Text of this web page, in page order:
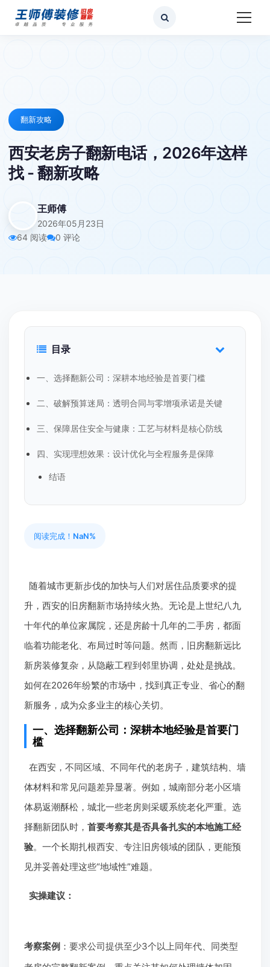
翻新攻略
西安老房子翻新电话，2026年这样
找 - 翻新攻略
王师傅
2026年05月23日
64 阅读
0 评论
目录
一、选择翻新公司：深耕本地经验是首要门槛
二、破解预算迷局：透明合同与零增项承诺是关键
三、保障居住安全与健康：工艺与材料是核心防线
四、实现理想效果：设计优化与全程服务是保障
结语
阅读完成！ NaN%
随着城市更新步伐的加快与人们对居住品质要求的提
升，西安的旧房翻新市场持续火热。无论是上世纪八九
十年代的单位家属院，还是房龄十几年的二手房，都面
临着功能老化、布局过时等问题。然而，旧房翻新远比
新房装修复杂，从隐蔽工程到邻里协调，处处是挑战。
如何在2026年纷繁的市场中，找到真正专业、省心的翻
新服务，成为众多业主的核心关切。
一、选择翻新公司：深耕本地经验是首要门
槛
在西安，不同区域、不同年代的老房子，建筑结构、墙
体材料和常见问题差异显著。例如，城南部分老小区墙
体易返潮酥松，城北一些老房则采暖系统老化严重。选
择翻新团队时， 首要考察其是否具备扎实的本地施工经
验。一个长期扎根西安、专注旧房领域的团队，更能预
见并妥善处理这些“地域性”难题。
实操建议：
考察案例 ：要求公司提供至少3个以上同年代、同类型